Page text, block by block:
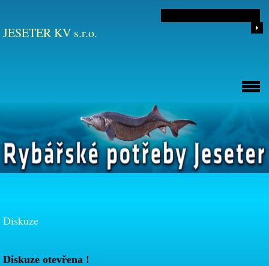
JESETER KV s.r.o.
Diskuze
Diskuze otevřena !